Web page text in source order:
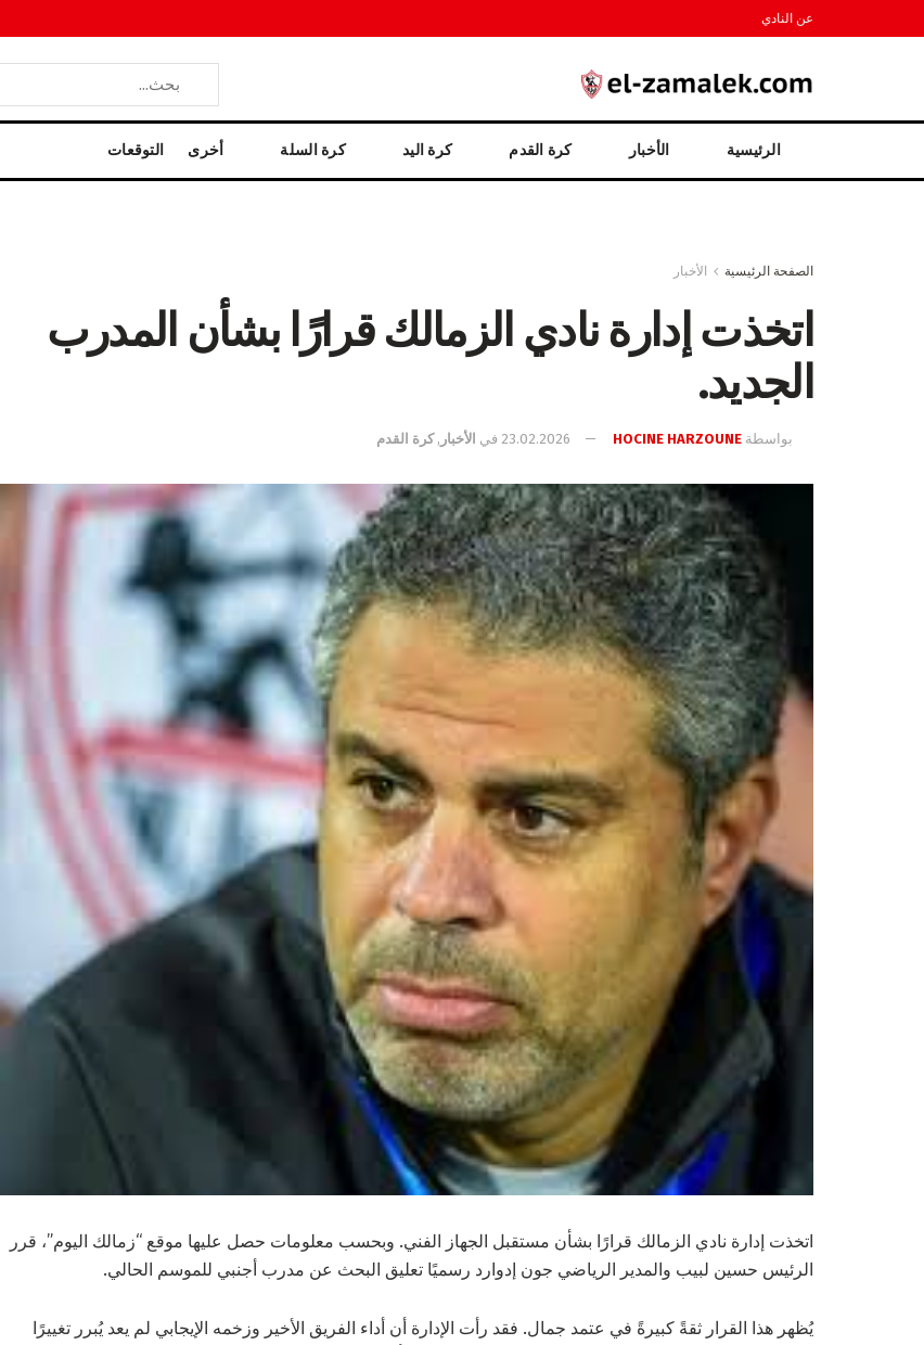
عن النادي
الرئيسية الأخبار كرة القدم كرة اليد كرة السلة أخرى التوقعات
الصفحة الرئيسية الأخبار
اتخذت إدارة نادي الزمالك قرارًا بشأن المدرب
الجديد.
بواسطة HOCINE HARZOUNE
23.02.2026 في الأخبار ,كرة القدم
اتخذت إدارة نادي الزمالك قرارًا بشأن مستقبل الجهاز الفني. وبحسب معلومات حصل عليها موقع “زمالك اليوم”، قرر
الرئيس حسين لبيب والمدير الرياضي جون إدوارد رسميًا تعليق البحث عن مدرب أجنبي للموسم الحالي.
يُظهر هذا القرار ثقةً كبيرةً في عتمد جمال. فقد رأت الإدارة أن أداء الفريق الأخير وزخمه الإيجابي لم يعد يُبرر تغييرًا